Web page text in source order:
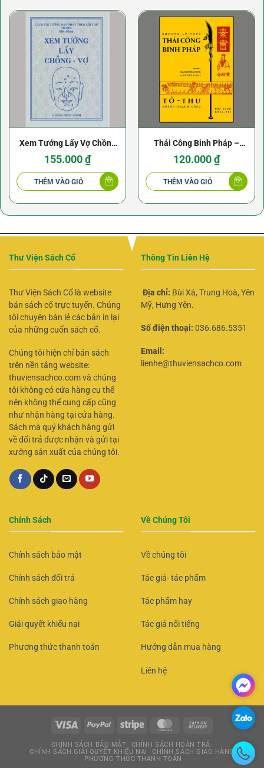
Xem Tướng Lấy Vợ Chồng
– Tú Can – 1970
155.000₫
THÊM VÀO GIỎ
Thái Công Binh Pháp –
Khương Lữ Vọng (NXB
Khai Trí 1967)
120.000₫
THÊM VÀO GIỎ
Thư Viện Sách Cổ
Thư Viện Sách Cổ là website
bán sách cổ trực tuyến. Chúng
tôi chuyên bán lẻ các bản in lại
của những cuốn sách cổ.
Chúng tôi hiện chỉ bán sách
trên nền tảng website:
thuviensachco.com và chúng
tôi không có cửa hàng cụ thể
nên không thể cung cấp cũng
như nhận hàng tại cửa hàng.
Sách mà quý khách hàng gửi
về đổi trả được nhận và gửi tại
xưởng sản xuất của chúng tôi.
Thông Tin Liên Hệ
Địa chỉ: Bùi Xá, Trung Hoà, Yên
Mỹ, Hưng Yên.
Số điện thoại: 036.686.5351
Email:
lienhe@thuviensachco.com
Chính Sách
Chính sách bảo mật
Chính sách đổi trả
Chính sách giao hàng
Giải quyết khiếu nại
Phương thức thanh toán
Về Chúng Tôi
Về chúng tôi
Tác giả- tác phẩm
Tác phẩm hay
Tác giả nổi tiếng
Hướng dẫn mua hàng
Liên hệ
CHÍNH SÁCH BẢO MẬT
CHÍNH SÁCH HOÀN TRẢ
CHÍNH SÁCH GIẢI QUYẾT KHIẾU NẠI
CHÍNH SÁCH GIAO HÀNG
PHƯƠNG THỨC THANH TOÁN